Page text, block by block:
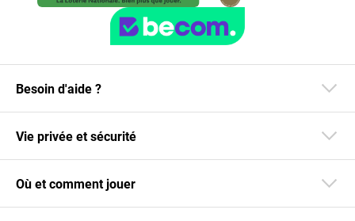
Besoin d'aide ?
Vie privée et sécurité
Où et comment jouer